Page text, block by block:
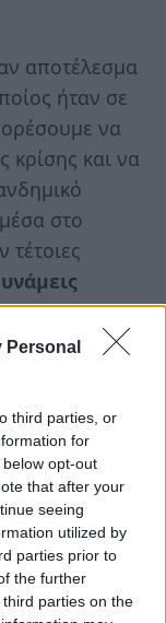
Personal
third parties, or
for
opt-out
that after your
seeing
utilized by
parties prior to
the further
parties on the
αποτέλεσμα
ήταν σε
να
κρίσης και να
στο
μπορούν
θα
της στίγμα
λειτουργεί
στο
πώς μπορεί